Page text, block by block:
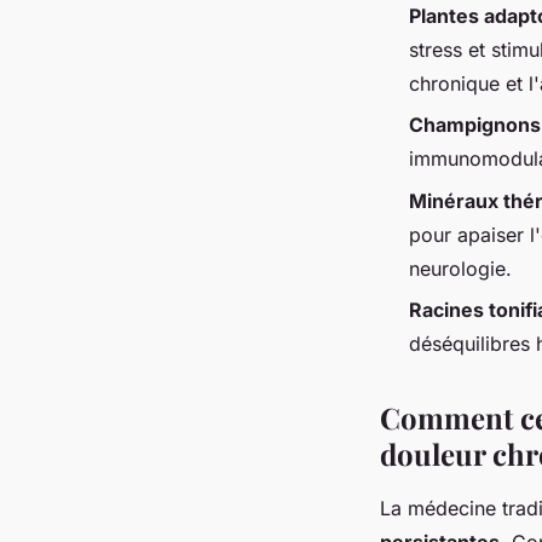
Plantes
stress et
chronique et
Minéraux
pour apaiser
neurologie.
Racines
déséquilibres
Comment
douleur
La médecine